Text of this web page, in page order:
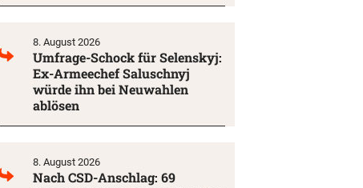
8. August 2026
Umfrage-Schock für Selenskyj:
Ex-Armeechef Saluschnyj
würde ihn bei Neuwahlen
ablösen
8. August 2026
Nach CSD-Anschlag: 69